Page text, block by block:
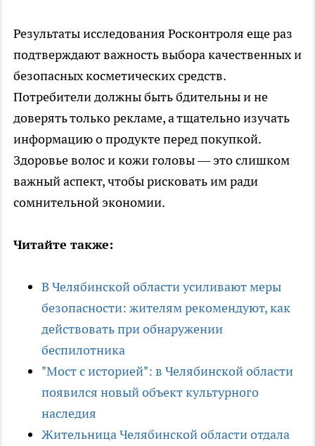
Результаты исследования Росконтроля еще раз
подтверждают важность выбора качественных и
безопасных косметических средств.
Потребители должны быть бдительны и не
доверять только рекламе, а тщательно изучать
информацию о продукте перед покупкой.
Здоровье волос и кожи головы — это слишком
важный аспект, чтобы рисковать им ради
сомнительной экономии.
Читайте также:
В Челябинской области усиливают меры
безопасности: жителям рекомендуют, как
действовать при обнаружении
беспилотника
"Мост с историей": в Челябинской области
появился новый объект культурного
наследия
Жительница Челябинской области отдала